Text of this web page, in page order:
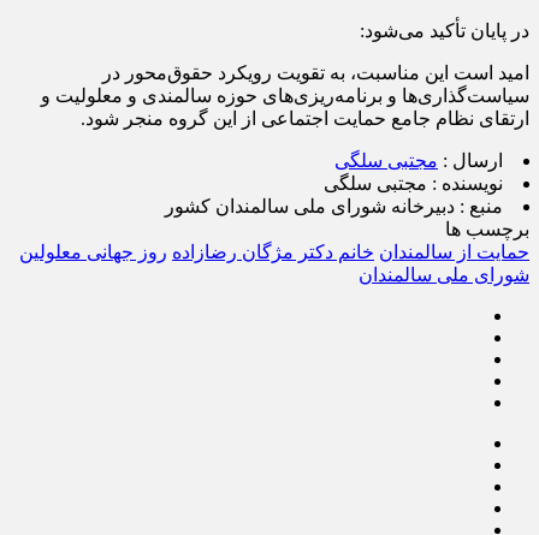
در پایان تأکید می‌شود:
امید است این مناسبت، به تقویت رویکرد حقوق‌محور در
سیاست‌گذاری‌ها و برنامه‌ریزی‌های حوزه سالمندی و معلولیت و
ارتقای نظام جامع حمایت اجتماعی از این گروه منجر شود.
ارسال : مجتبی سلگی
نویسنده : مجتبی سلگی
منبع : دبیرخانه شورای ملی سالمندان کشور
برچسب ها
حمایت از سالمندان خانم دکتر مژگان رضازاده روز جهانی معلولین
شورای ملی سالمندان